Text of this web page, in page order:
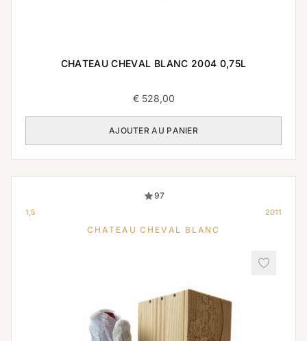
CHATEAU CHEVAL BLANC 2004 0,75L
€528,00
AJOUTER AU PANIER
97
1,5 2011
CHATEAU CHEVAL BLANC